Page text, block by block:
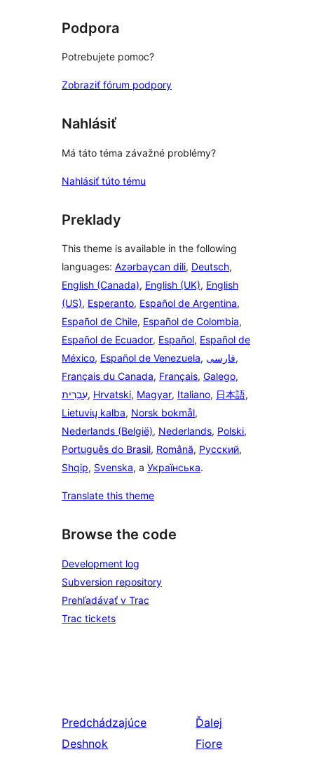
hodnotením
Podpora
Potrebujete pomoc?
Zobraziť fórum podpory
Nahlásiť
Má táto téma závažné problémy?
Nahlásiť túto tému
Preklady
This theme is available in the following
languages: Azərbaycan dili, Deutsch,
English (Canada), English (UK), English
(US), Esperanto, Español de Argentina,
Español de Chile, Español de Colombia,
Español de Ecuador, Español, Español de
México, Español de Venezuela, فارسی,
Français du Canada, Français, Galego,
עִבְרִית, Hrvatski, Magyar, Italiano, 日本語,
Lietuvių kalba, Norsk bokmål,
Nederlands (België), Nederlands, Polski,
Português do Brasil, Română, Русский,
Shqip, Svenska, a Українська.
Translate this theme
Browse the code
Development log
Subversion repository
Prehľadávať v Trac
Trac tickets
Predchádzajúce
Deshnok
Ďalej
Fiore